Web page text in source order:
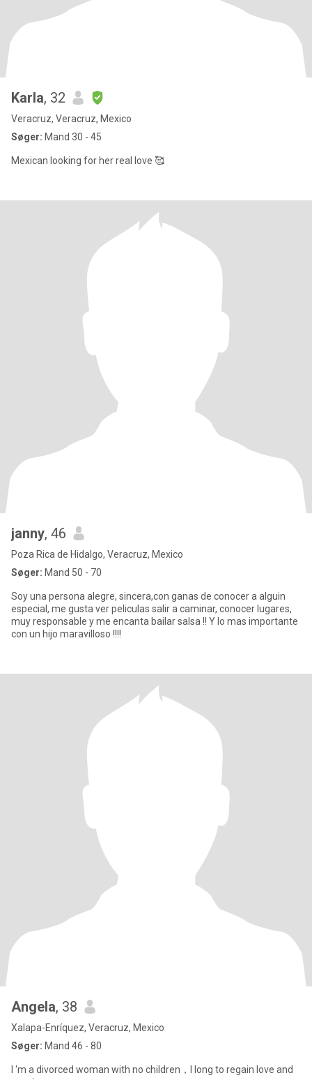
Karla, 32
Veracruz, Veracruz, Mexico
Søger: Mand 30 - 45
Mexican looking for her real love 🥰
janny, 46
Poza Rica de Hidalgo, Veracruz, Mexico
Søger: Mand 50 - 70
Soy una persona alegre, sincera,con ganas de conocer a alguin
especial, me gusta ver peliculas salir a caminar, conocer lugares,
muy responsable y me encanta bailar salsa !! Y lo mas importante
con un hijo maravilloso !!!!
Angela, 38
Xalapa-Enríquez, Veracruz, Mexico
Søger: Mand 46 - 80
I ‘m a divorced woman with no children，I long to regain love and